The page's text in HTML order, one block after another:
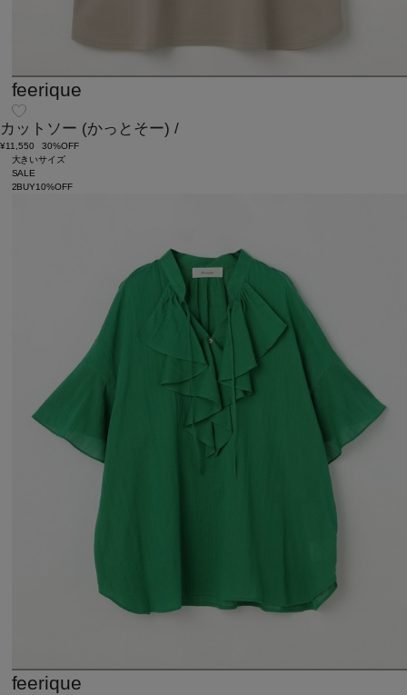
feerique
カットソー (かっとそー) /
¥11,550
30%OFF
大きいサイズ
SALE
2BUY10%OFF
feerique